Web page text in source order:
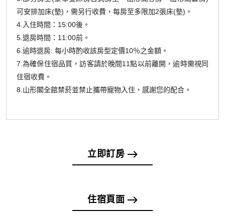
可安排加床(墊)，需另行收費，每房至多限加2張床(墊)。
4.入住時間：15:00後。
5.退房時間：11:00前。
6.逾時退房: 每小時酌收該房型定價10％之金額。
7.為確保住宿品質，訪客請於晚間11點以前離開，逾時需視同
住宿收費。
8.山形閣全館禁菸並禁止攜帶寵物入住，感謝您的配合。
立即訂房
住宿頁面